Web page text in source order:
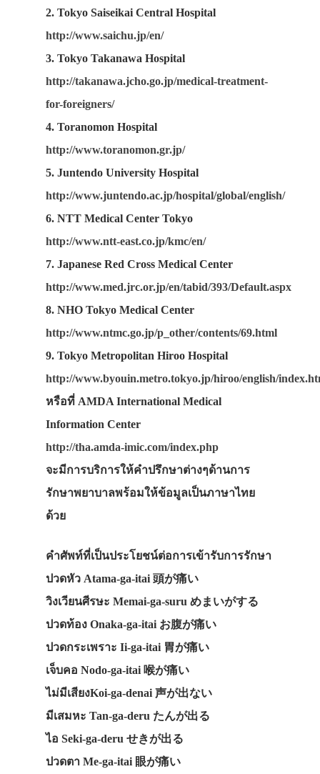
2. Tokyo Saiseikai Central Hospital
http://www.saichu.jp/en/
3. Tokyo Takanawa Hospital
http://takanawa.jcho.go.jp/medical-treatment-
for-foreigners/
4. Toranomon Hospital
http://www.toranomon.gr.jp/
5. Juntendo University Hospital
http://www.juntendo.ac.jp/hospital/global/english/
6. NTT Medical Center Tokyo
http://www.ntt-east.co.jp/kmc/en/
7. Japanese Red Cross Medical Center
http://www.med.jrc.or.jp/en/tabid/393/Default.aspx
8. NHO Tokyo Medical Center
http://www.ntmc.go.jp/p_other/contents/69.html
9. Tokyo Metropolitan Hiroo Hospital
http://www.byouin.metro.tokyo.jp/hiroo/english/
หรือที่ AMDA International Medical
Information Center
http://tha.amda-imic.com/index.php
จะมีการบริการให้คำปรึกษาต่างๆด้านการ
รักษาพยาบาลพร้อมให้ข้อมูลเป็นภาษาไทย
ด้วย
คำศัพท์ที่เป็นประโยชน์ต่อการเข้ารับการรักษา
ปวดหัว Atama-ga-itai 頭が痛い
วิงเวียนศีรษะ Memai-ga-suru めまいがする
ปวดท้อง Onaka-ga-itai お腹が痛い
ปวดกระเพราะ Ii-ga-itai 胃が痛い
เจ็บคอ Nodo-ga-itai 喉が痛い
ไม่มีเสียงKoi-ga-denai 声が出ない
มีเสมหะ Tan-ga-deru たんが出る
ไอ Seki-ga-deru せきが出る
ปวดตา Me-ga-itai 眼が痛い